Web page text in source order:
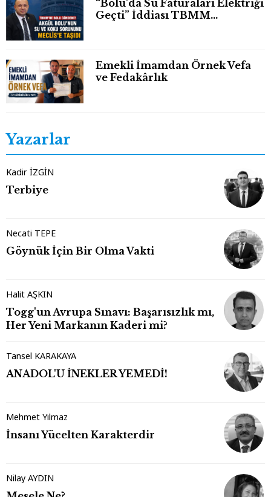
“Bolu'da Su Faturaları Elektriği
Geçti” İddiası TBMM
Emekli İmamdan Örnek Vefa
ve Fedakârlık
Yazarlar
Kadir İZGİN
Terbiye
Necati TEPE
Göynük İçin Bir Olma Vakti
Halit AŞKIN
Togg'un Avrupa Sınavı: Başarısızlık mı,
Her Yeni Markanın Kaderi mi?
Tansel KARAKAYA
ANADOL'U İNEKLER YEMEDİ!
Mehmet Yılmaz
İnsanı Yücelten Karakterdir
Nilay AYDIN